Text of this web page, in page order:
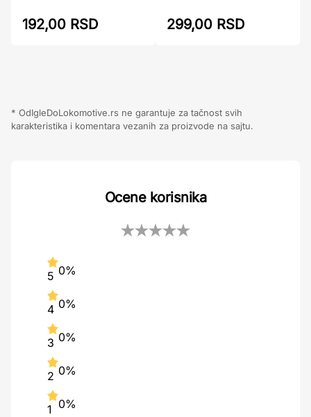
192,00 RSD 299,00 RSD
* OdIgleDoLokomotive.rs ne garantuje za tačnost svih
karakteristika i komentara vezanih za proizvode na sajtu.
Ocene korisnika
5 0%
4 0%
3 0%
2 0%
1 0%